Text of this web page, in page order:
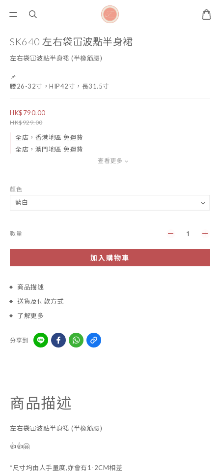
SK640 左右袋冚波點半身裙
左右袋冚波點半身裙 (半橡筋腰)
📌
腰26-32寸，HIP42寸，長31.5寸
HK$790.00
HK$929.00
全店，香港地區 免運費
全店，澳門地區 免運費
查看更多
顏色
數量
加入購物車
商品描述
送貨及付款方式
了解更多
分享到
商品描述
左右袋冚波點半身裙 (半橡筋腰)
👍👍🤗
*尺寸均由人手量度,亦會有1-2CM相差